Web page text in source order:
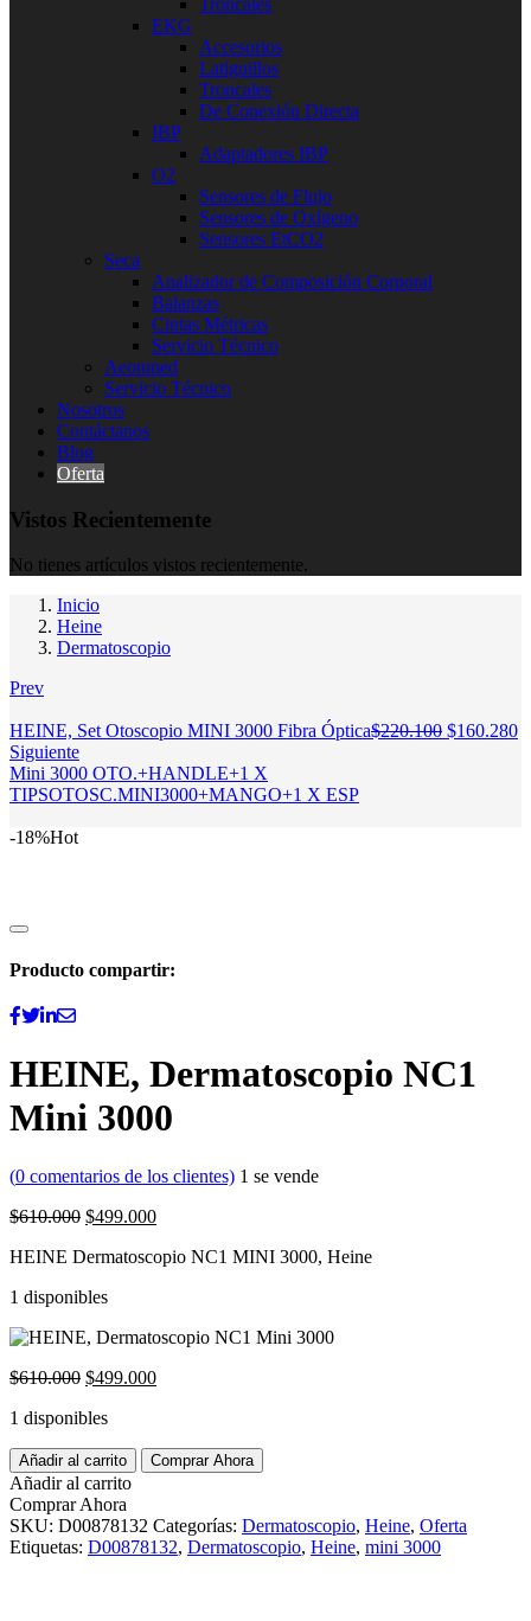
EKG
Accesorios
Latiguillos
Troncales
De Conexión Directa
IBP
Adaptadores IBP
O2
Sensores de Flujo
Sensores de Oxígeno
Sensores EtCO2
Seca
Analizador de Composición Corporal
Balanzas
Cintas Métricas
Servicio Técnico
Aeonmed
Servicio Técnico
Nosotros
Contáctanos
Blog
Oferta
Vistos Recientemente
No tienes artículos vistos recientemente.
Inicio
Heine
Dermatoscopio
Prev
HEINE, Set Otoscopio MINI 3000 Fibra Óptica$220.100 El
$160.280
Siguiente
Mini 3000 OTO.+HANDLE+1 X
TIPSOTOSC.MINI3000+MANGO+1 X ESP
-18%Hot
Producto compartir:
HEINE, Dermatoscopio NC1
Mini 3000
(0 comentarios de los clientes) 1 se vende
$610.000 El
original
$610.000.
$499.000El
actual
HEINE Dermatoscopio NC1 MINI 3000, Heine
1 disponibles
$610.000 El
original
$610.000.
$499.000El
$499.000.
1 disponibles
HEINE,
Dermatoscopio
NC1
Mini
3000
cantidad
Añadir al carrito Comprar Ahora
Añadir al carrito
Comprar Ahora
SKU: D00878132 Categorías: Dermatoscopio, Heine, Oferta
Etiquetas: D00878132, Dermatoscopio, Heine, mini 3000